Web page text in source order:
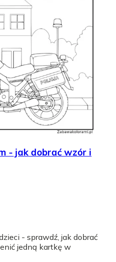
- jak dobrać wzór i
- sprawdź, jak dobrać
jedną kartkę w